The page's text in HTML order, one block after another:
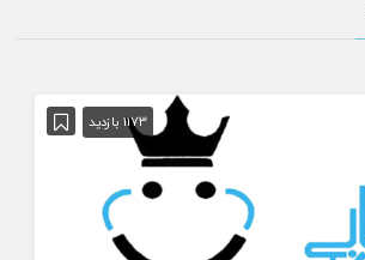
1173 بازدید